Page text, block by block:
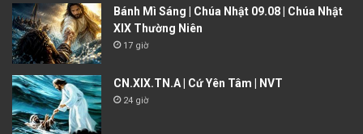
Bánh Mì Sáng | Chúa Nhật 09.08 | Chúa Nhật
XIX Thường Niên
17 giờ
CN.XIX.TN.A | Cứ Yên Tâm | NVT
24 giờ